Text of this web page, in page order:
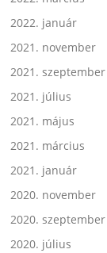
2022. január
2021. november
2021. szeptember
2021. július
2021. május
2021. március
2021. január
2020. november
2020. szeptember
2020. július